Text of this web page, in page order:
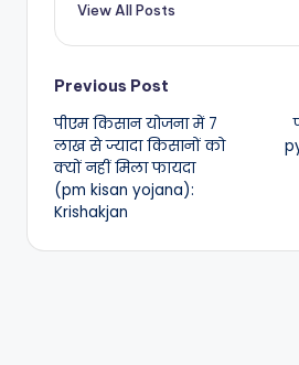
View All Posts
Post
navigation
Previous Post
पीएम किसान योजना में 7
लाख से ज्यादा किसानों को
क्यों नहीं मिला फायदा
(pm kisan yojana):
Krishakjan